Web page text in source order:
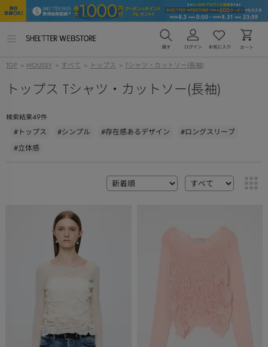
ー
開
く
TOP > MOUSSY > すべて > トップス > Tシャツ・カットソー(長袖)
トップス Tシャツ・カットソー(長袖)
検索結果49件
#トップス #シンプル #存在感あるデザイン
#ロングスリーブ
#立体感